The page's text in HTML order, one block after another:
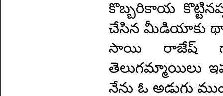
కొబ్బరికాయ
చేసిన మీడియాకు
సాయి రాజేష్
తెలుగమ్మాయిలు
నేను ఓ అడుగు